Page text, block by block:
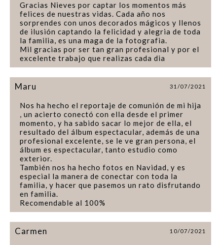
Gracias Nieves por captar los momentos más
felices de nuestras vidas. Cada año nos
sorprendes con unos decorados mágicos y llenos
de ilusión captando la felicidad y alegria de toda
la familia, es una maga de la fotografia.
Mil gracias por ser tan gran profesional y por el
excelente trabajo que realizas cada dia
Maru 31/07/2021
Nos ha hecho el reportaje de comunión de mi hija
, un acierto conectó con ella desde el primer
momento, y ha sabido sacar lo mejor de ella, el
resultado del álbum espectacular, además de una
profesional excelente, se le ve gran persona, el
álbum es espectacular, tanto estudio como
exterior.
También nos ha hecho fotos en Navidad, y es
especial la manera de conectar con toda la
familia, y hacer que pasemos un rato disfrutando
en familia.
Recomendable al 100%
Carmen 10/07/2021